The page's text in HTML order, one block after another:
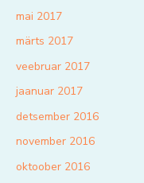
mai 2017
märts 2017
veebruar 2017
jaanuar 2017
detsember 2016
november 2016
oktoober 2016